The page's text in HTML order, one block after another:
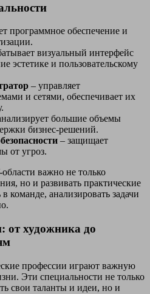
программное обеспечение и
визуальный интерфейс
эстетике и пользовательскому
– управляет
и сетями, обеспечивает их
большие объемы
бизнес-решений.
– защищает
от угроз.
важно не только
но и развивать практические
команде, анализировать задачи
от художника до
профессии играют важную
Эти специальности не только
свои таланты и идеи, но и